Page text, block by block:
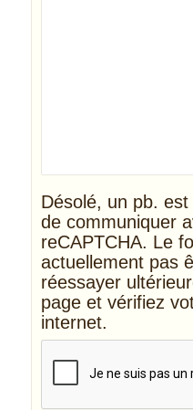
Désolé, un pb.
de communiquer
reCAPTCHA. Le
actuellement pas
réessayer
page et vérifiez
internet.